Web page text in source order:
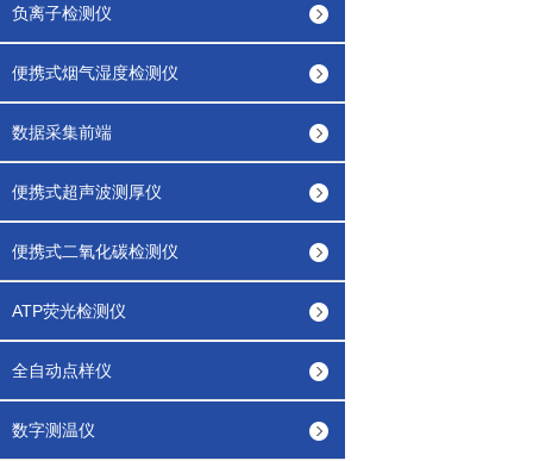
负离子检测仪
便携式烟气湿度检测仪
数据采集前端
便携式超声波测厚仪
便携式二氧化碳检测仪
ATP荧光检测仪
全自动点样仪
数字测温仪